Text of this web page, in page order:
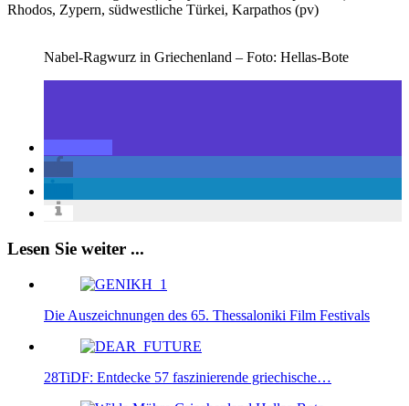
Rhodos, Zypern, südwestliche Türkei, Karpathos (pv)
Nabel-Ragwurz in Griechenland – Foto: Hellas-Bote
Lesen Sie weiter ...
Die Auszeichnungen des 65. Thessaloniki Film Festivals
28TiDF: Entdecke 57 faszinierende griechische…